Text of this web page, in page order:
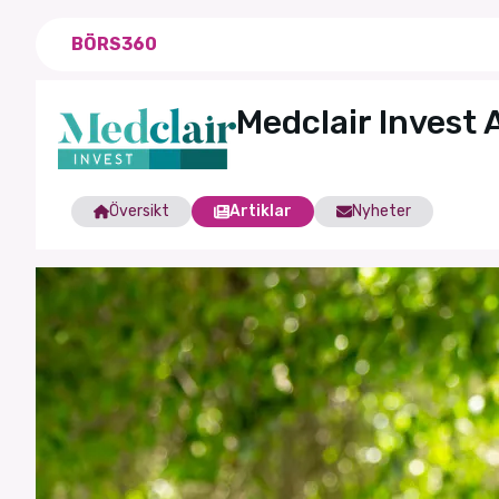
BÖRS360
Medclair Invest
Översikt Artiklar Nyheter